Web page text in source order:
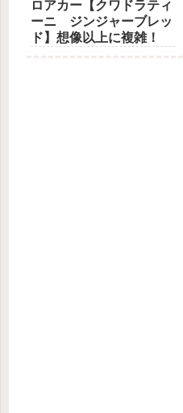
ロアカー【クワドラティ
ーニ ジンジャーブレッ
ド】想像以上に複雑！